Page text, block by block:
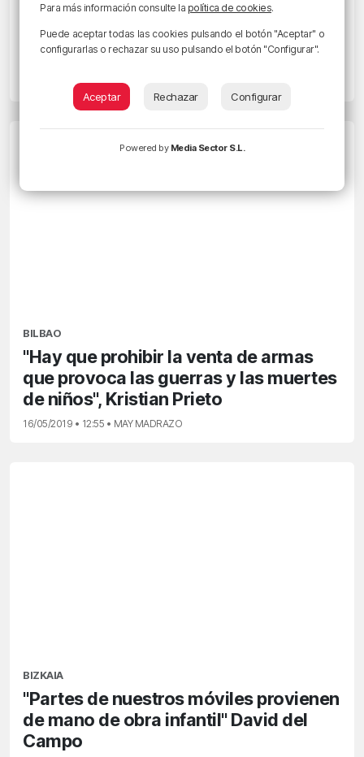
Criar un hijo en Euskadi cuesta 769
euros al mes: «30.000 familias no
pueden asumirlo»
18/06/2022 • 10:05 • RADIO POPULAR - HERRI IRRATIA
BILBAO
"Hay que prohibir la venta de armas
que provoca las guerras y las muertes
de niños", Kristian Prieto
16/05/2019 • 12:55 • MAY MADRAZO
BIZKAIA
"Partes de nuestros móviles provienen
de mano de obra infantil" David del
Campo
Para más información consulte la política de cookies.
Puede aceptar todas las cookies pulsando el botón "Aceptar" o
configurarlas o rechazar su uso pulsando el botón "Configurar".
Aceptar Rechazar Configurar
Powered by Media Sector S.L.